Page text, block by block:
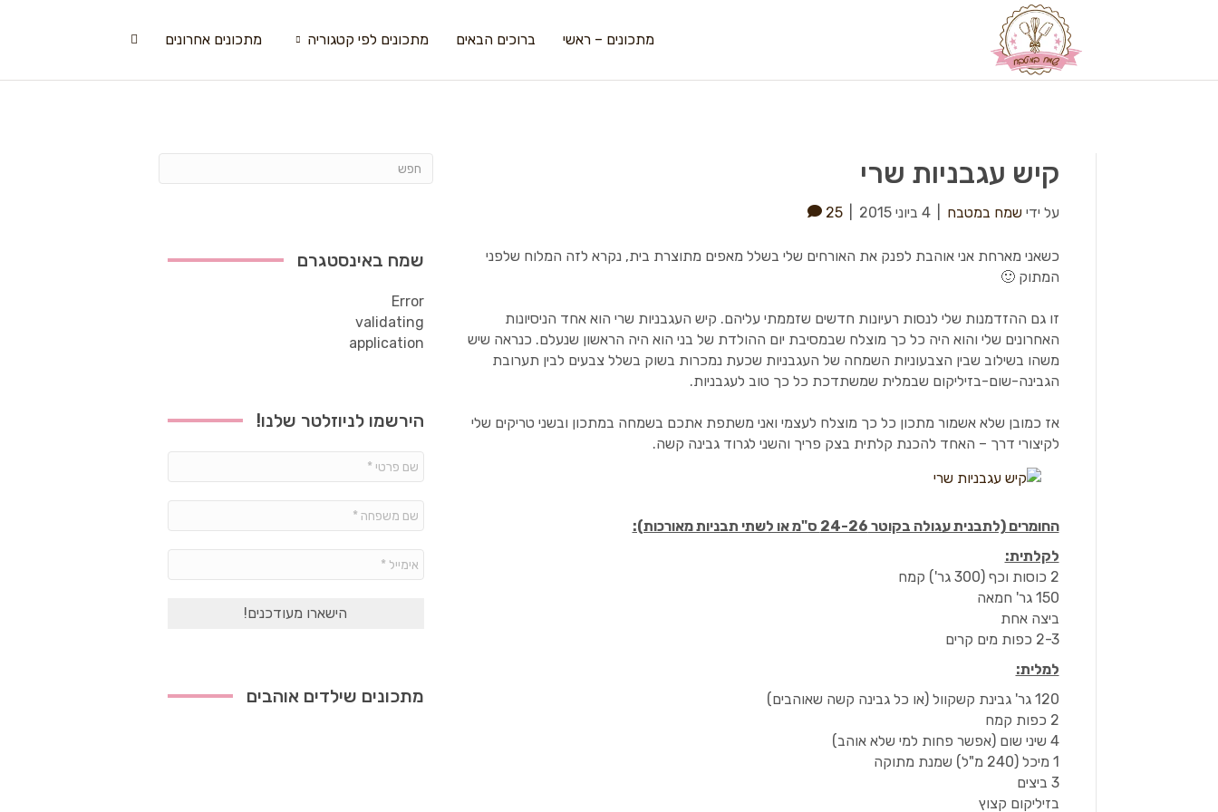
מתכונים – ראשי ברוכים הבאים מתכונים לפי קטגוריה מתכונים אחרונים
קיש עגבניות שרי
על ידי שמח במטבח 4 ביוני 2015 25
כשאני מארחת אני אוהבת לפנק את האורחים שלי בשלל מאפים מתוצרת בית, נקרא לזה המלוח שלפני
המתוק 🙂
זו גם ההזדמנות שלי לנסות רעיונות חדשים שזממתי עליהם. קיש העגבניות שרי הוא אחד הניסיונות
האחרונים שלי והוא היה כל כך מוצלח שבמסיבת יום ההולדת של בני הוא היה הראשון שנעלם. כנראה שיש
משהו בשילוב שבין הצבעוניות השמחה של העגבניות שכעת נמכרות בשוק בשלל צבעים לבין תערובת
הגבינה-שום-בזיליקום שבמלית שמשתדכת כל כך טוב לעגבניות.
אז כמובן שלא אשמור מתכון כל כך מוצלח לעצמי ואני משתפת אתכם בשמחה במתכון ובשני טריקים שלי
לקיצורי דרך – האחד להכנת קלתית בצק פריך והשני לגרוד גבינה קשה.
החומרים (לתבנית עגולה בקוטר 24-26 ס"מ או לשתי תבניות מאורכות):
לקלתית:
2 כוסות וכף (300 גר') קמח
150 גר' חמאה
ביצה אחת
2-3 כפות מים קרים
למלית:
120 גר' גבינת קשקוול (או כל גבינה קשה שאוהבים)
2 כפות קמח
4 שיני שום (אפשר פחות למי שלא אוהב)
1 מיכל (240 מ"ל) שמנת מתוקה
3 ביצים
בזיליקום קצוץ
שמח באינסטגרם
Error
validating
application
הירשמו לניוזלטר שלנו!
פרטי
משפחה
*
מתכונים שילדים אוהבים